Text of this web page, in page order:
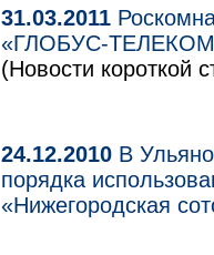
31.03.2011
«ГЛОБУС-ТЕЛЕКОМ»
(Новости короткой
24.12.2010 В
порядка
«Нижегородская